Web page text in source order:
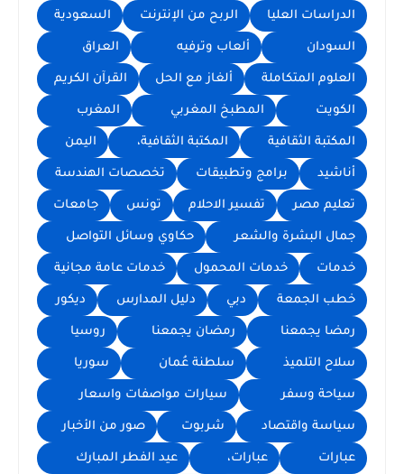
الدراسات العليا الربح من الإنترنت السعودية
السودان ألعاب وترفيه العراق
العلوم المتكاملة ألغاز مع الحل القرآن الكريم
الكويت المطبخ المغربي المغرب
المكتبة الثقافية المكتبة الثقافية، اليمن
أناشيد برامج وتطبيقات تخصصات الهندسة
تعليم مصر تفسير الاحلام تونس جامعات
جمال البشرة والشعر حكاوي وسائل التواصل
خدمات خدمات المحمول خدمات عامة مجانية
خطب الجمعة دبي دليل المدارس ديكور
رمضا يجمعنا رمضان يجمعنا روسيا
سلاح التلميذ سلطنة عُمان سوريا
سياحة وسفر سيارات مواصفات واسعار
سياسة واقتصاد شربوت صور من الأخبار
عبارات عبارات، عيد الفطر المبارك